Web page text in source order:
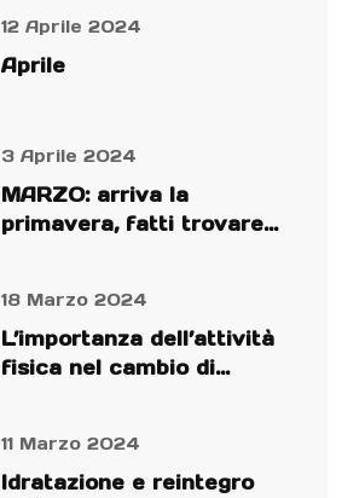
12 Aprile 2024
Aprile
3 Aprile 2024
MARZO: arriva la
primavera, fatti trovare
18 Marzo 2024
L’importanza dell’attività
fisica nel cambio di
11 Marzo 2024
Idratazione e reintegro